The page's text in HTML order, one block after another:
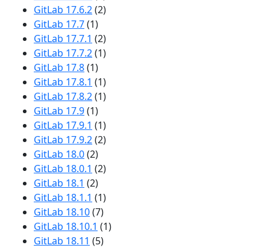
GitLab 17.6.2(2)
GitLab 17.7(1)
GitLab 17.7.1 (2)
GitLab 17.7.2(1)
GitLab 17.8(1)
GitLab 17.8.1 (1)
GitLab 17.8.2(1)
GitLab 17.9(1)
GitLab 17.9.1 (1)
GitLab 17.9.2(2)
GitLab 18.0(2)
GitLab 18.0.1 (2)
GitLab 18.1 (2)
GitLab 18.1.1 (1)
GitLab 18.10(7)
GitLab 18.10.1 (1)
GitLab 18.11 (5)